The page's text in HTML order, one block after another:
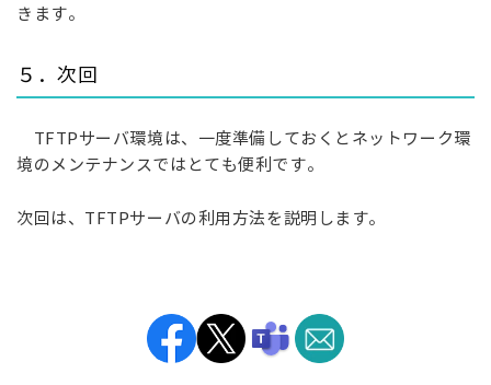
きます。
５．次回
TFTPサーバ環境は、一度準備しておくとネットワーク環
境のメンテナンスではとても便利です。
次回は、TFTPサーバの利用方法を説明します。